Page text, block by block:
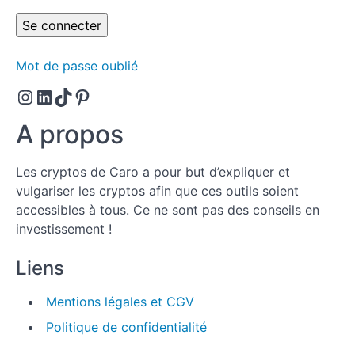
Ton
budget.
final, ton
cohérent.
Bien
répartir
cryptos.
Choisir
les
cryptos.
Ton
plan
Mot de passe oublié
Instagram
LinkedIn
TikTok
Pinterest
A propos
Les cryptos de Caro a pour but d’expliquer et
vulgariser les cryptos afin que ces outils soient
accessibles à tous. Ce ne sont pas des conseils en
investissement !
Liens
Mentions légales et CGV
Politique de confidentialité